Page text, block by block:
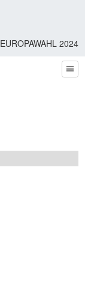
EUROPAWAHL 2024